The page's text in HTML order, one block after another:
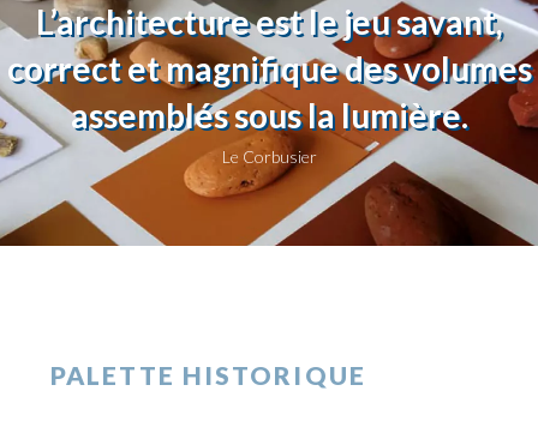
L’architecture est le jeu savant,
correct et magnifique des volumes
assemblés sous la lumière.
Le Corbusier
PALETTE HISTORIQUE